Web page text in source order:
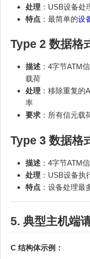
处理 ：USB设备
特点 ：最简单的设
Type 2 数据格
描述 ：4字节ATM
载荷
处理 ：移除重复的
率
要求 ：所有信元载
Type 3 数据格
描述 ：4字节ATM
处理 ：USB设备
特点 ：设备处理最
5. 典型主机端
C 结构体示例：